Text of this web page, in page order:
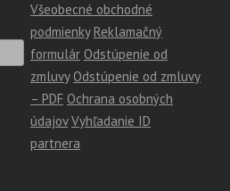
Všeobecné obchodné
podmienky Reklamačný
formulár Odstúpenie od
zmluvy Odstúpenie od zmluvy
– PDF Ochrana osobných
údajov Vyhľadanie ID
partnera